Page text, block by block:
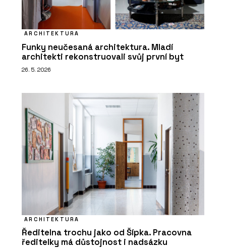
ARCHITEKTURA
Funky neučesaná architektura. Mladí
architekti rekonstruovali svůj první byt
26. 5. 2026
ARCHITEKTURA
Ředitelna trochu jako od Šípka. Pracovna
ředitelky má důstojnost i nadsázku